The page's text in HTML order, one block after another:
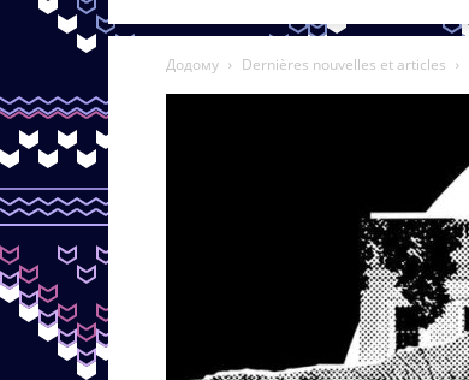
Додому Dernières nouvelles et articles